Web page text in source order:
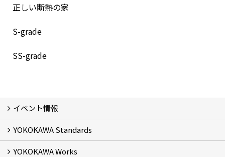
正しい断熱の家
S-grade
SS-grade
イベント情報
イベント予告
イベント報告
YOKOKAWA Standards
基本理念 (2)
横川組の家造り
正しい耐震・制震の家
正しい断熱の家
S-grade
SS-grade
YOKOKAWA Works